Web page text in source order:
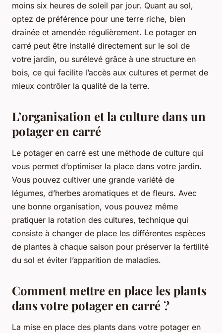
moins six heures de soleil par jour. Quant au sol,
optez de préférence pour une terre riche, bien
drainée et amendée régulièrement. Le potager en
carré peut être installé directement sur le sol de
votre jardin, ou surélevé grâce à une structure en
bois, ce qui facilite l’accès aux cultures et permet de
mieux contrôler la qualité de la terre.
L’organisation et la culture dans un
potager en carré
Le potager en carré est une méthode de culture qui
vous permet d’optimiser la place dans votre jardin.
Vous pouvez cultiver une grande variété de
légumes, d’herbes aromatiques et de fleurs. Avec
une bonne organisation, vous pouvez même
pratiquer la rotation des cultures, technique qui
consiste à changer de place les différentes espèces
de plantes à chaque saison pour préserver la fertilité
du sol et éviter l’apparition de maladies.
Comment mettre en place les plants
dans votre potager en carré ?
La mise en place des plants dans votre potager en